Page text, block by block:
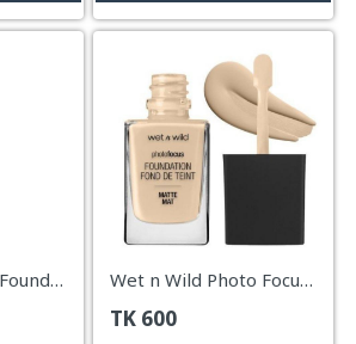
W7 12 Hour HD Foundation Golden New Ultra – 30ml Wet n Wild Photo Focus Foundation – Matte 30ml
TK 600